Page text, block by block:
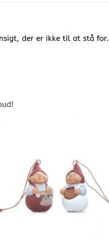
der er ikke til at stå for.